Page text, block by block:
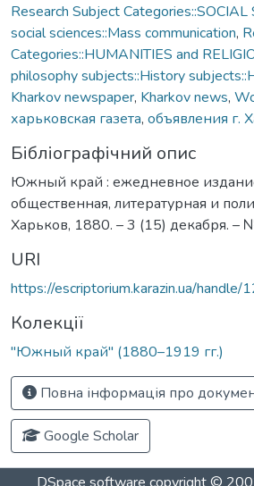
Research Subject Categories::SOCIAL
social sciences::Mass communication,
Categories::HUMANITIES and
philosophy subjects::History
Kharkov newspaper, Kharkov news,
харьковская газета, объявления г.
Бібліографічний опис
Южный край : ежедневное
общественная, литературная и
Харьков, 1880. – 3 (15) декабря. –
URI
https://escriptorium.karazin.ua/
Колекції
"Южный край" (1880–1919 гг.)
Повна інформація про
Google Scholar